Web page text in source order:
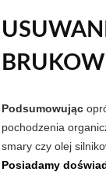
Podsumowując
pochodzenia
smary czy olej
Posiadamy